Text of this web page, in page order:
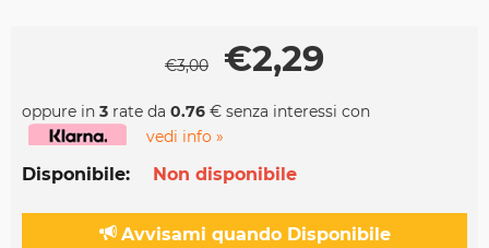
€3,00 €2,29
oppure in 3 rate da 0.76 € senza interessi con
vedi info »
Disponibile: Non disponibile
Avvisami quando Disponibile